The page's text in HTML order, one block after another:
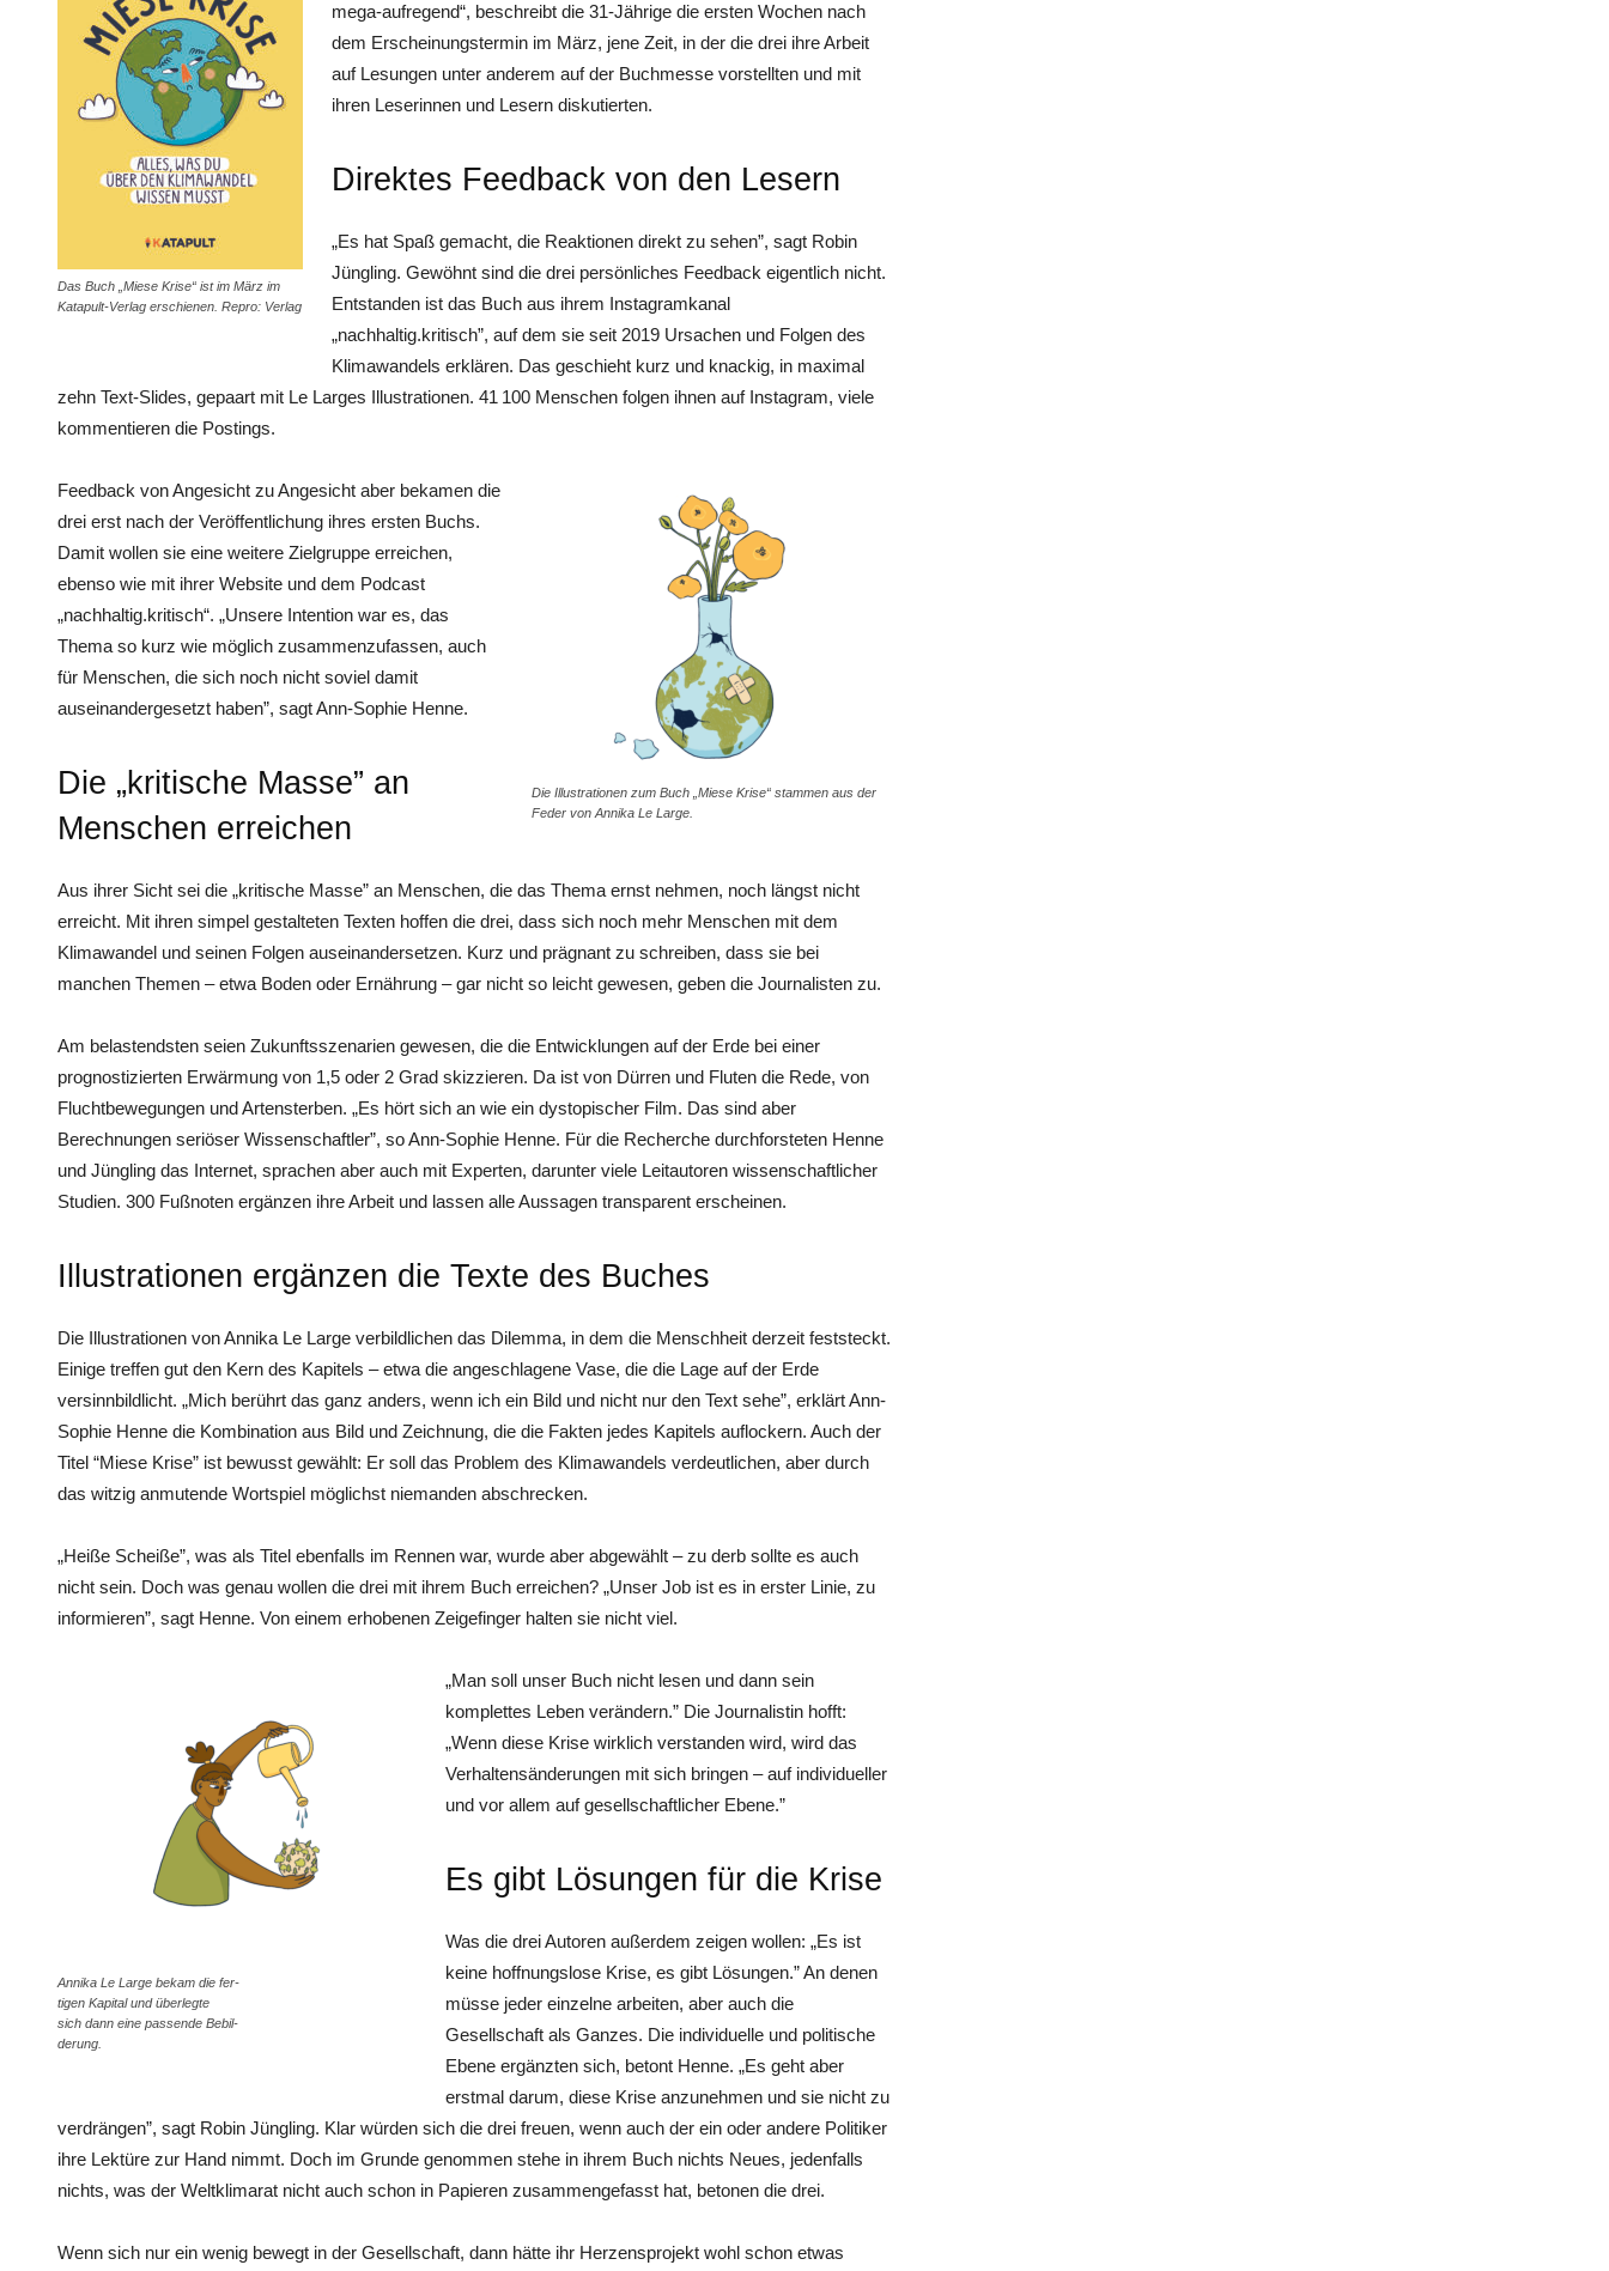
Das Buch „Miese Krise“ ist im März im
Katapult-Verlag erschienen. Repro: Verlag
mega-aufregend“, beschreibt die 31-Jährige die ersten Wochen nach
dem Erscheinungstermin im März, jene Zeit, in der die drei ihre Arbeit
auf Lesungen unter anderem auf der Buchmesse vorstellten und mit
ihren Leserinnen und Lesern diskutierten.
Direktes Feedback von den Lesern
„Es hat Spaß gemacht, die Reaktionen direkt zu sehen”, sagt ­Robin
Jüngling. Gewöhnt sind die drei persönliches Feedback eigentlich nicht.
Entstanden ist das Buch aus ihrem Instagramkanal
„nachhaltig.kritisch”, auf dem sie seit 2019 Ursachen und Folgen des
Klimawandels erklären. Das geschieht kurz und knackig, in maximal
zehn Text-Slides, gepaart mit Le Larges Illus­trationen. 41 100 Menschen folgen ihnen auf Instagram, viele
kommentieren die Postings.
Die Illustrationen zum Buch „Miese Krise“ stammen aus der
Feder von Annika Le Large.
Feedback von Angesicht zu Angesicht aber bekamen die
drei erst nach der Veröffentlichung ihres ersten Buchs.
Damit wollen sie eine weitere Zielgruppe erreichen,
ebenso wie mit ihrer Website und dem Podcast
„nachhaltig.kritisch“. „Unsere Intention war es, das
Thema so kurz wie möglich zusammenzufassen, auch
für Menschen, die sich noch nicht soviel damit
auseinandergesetzt haben”, sagt Ann-Sophie Henne.
Die „kritische Masse” an
Menschen erreichen
Aus ihrer Sicht sei die „kritische Masse” an Menschen, die das Thema ernst nehmen, noch längst nicht
erreicht. Mit ihren simpel gestalteten Texten hoffen die drei, dass sich noch mehr Menschen mit dem
Klimawandel und seinen Folgen auseinandersetzen. Kurz und prägnant zu schreiben, dass sie bei
manchen Themen – etwa Boden oder Ernährung – gar nicht so leicht gewesen, geben die Journalisten zu.
Am belastendsten seien Zukunftsszenarien gewesen, die die Entwicklungen auf der Erde bei einer
prognostizierten Erwärmung von 1,5 oder 2 Grad skizzieren. Da ist von Dürren und Fluten die Rede, von
Fluchtbewegungen und Artensterben. „Es hört sich an wie ein dystopischer Film. Das sind aber
Berechnungen seriöser Wissenschaftler”, so Ann-Sophie Henne. Für die Recherche durchforsteten Henne
und Jüngling das Internet, sprachen aber auch mit Experten, darunter viele Leitautoren wissenschaftlicher
Studien. 300 Fußnoten ergänzen ihre Arbeit und lassen alle Aussagen transparent erscheinen.
Illustrationen ergänzen die Texte des Buches
Die Illustrationen von Annika Le Large verbildlichen das Dilemma, in dem die Menschheit derzeit feststeckt.
Einige treffen gut den Kern des Kapitels – etwa die angeschlagene Vase, die die Lage auf der Erde
versinnbildlicht. „Mich berührt das ganz anders, wenn ich ein Bild und nicht nur den Text sehe”, erklärt ­Ann-
Sophie Henne die Kombination aus Bild und Zeichnung, die die Fakten jedes Kapitels auflockern. Auch der
Titel “Miese Krise” ist bewusst gewählt: Er soll das Problem des Klimawandels verdeutlichen, aber durch
das witzig anmutende Wortspiel möglichst niemanden abschrecken.
„Heiße Scheiße”, was als Titel ebenfalls im Rennen war, wurde aber abgewählt – zu derb sollte es auch
nicht sein. Doch was genau wollen die drei mit ihrem Buch erreichen? „Unser Job ist es in erster Linie, zu
informieren”, sagt Henne. Von einem erhobenen Zeigefinger halten sie nicht viel.
Annika Le Large bekam die fer-
tigen Kapital und überlegte
sich dann eine passende Bebil-
derung.
„Man soll unser Buch nicht lesen und dann sein
komplettes Leben verändern.” Die Journalistin hofft:
„Wenn diese Krise wirklich verstanden wird, wird das
Verhaltensänderungen mit sich bringen – auf individueller
und vor allem auf gesellschaftlicher Ebene.”
Es gibt Lösungen für die Krise
Was die drei Autoren außerdem zeigen wollen: „Es ist
keine hoffnungslose Krise, es gibt Lösungen.” An denen
müsse jeder einzelne arbeiten, aber auch die
Gesellschaft als Ganzes. Die individuelle und politische
Ebene ergänzten sich, betont Henne. „Es geht aber
erstmal darum, diese Krise anzunehmen und sie nicht zu
verdrängen”, sagt ­Robin Jüngling. Klar würden sich die drei freuen, wenn auch der ein oder andere Politiker
ihre Lektüre zur Hand nimmt. Doch im Grunde genommen stehe in ihrem Buch nichts Neues, jedenfalls
nichts, was der Weltklimarat nicht auch schon in Papieren zusammengefasst hat, betonen die drei.
Wenn sich nur ein wenig bewegt in der Gesellschaft, dann hätte ihr Herzensprojekt wohl schon etwas